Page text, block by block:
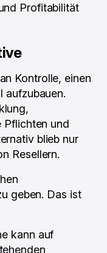
Profitabilität
Kontrolle, einen
aufzubauen.
Pflichten und
blieb nur
Resellern.
geben. Das ist
kann auf